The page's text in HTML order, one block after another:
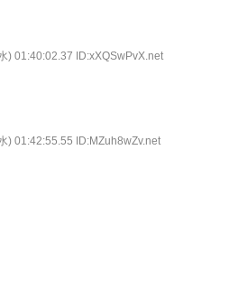
) 01:40:02.37 ID:xXQSwPvX.net
) 01:42:55.55 ID:MZuh8wZv.net